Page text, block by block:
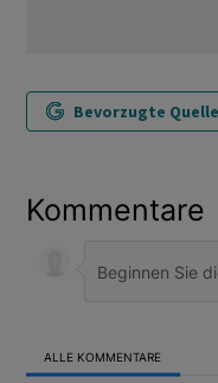
Bevorzugte Quelle
Kommentare
ALLE KOMMENTARE